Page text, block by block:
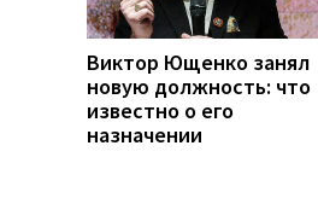
Виктор Ющенко занял
новую должность: что
известно о его
назначении